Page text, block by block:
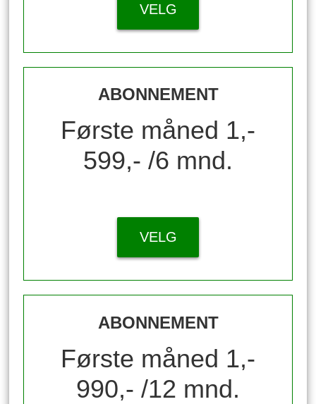
VELG
ABONNEMENT
Første måned 1,-
599,- /6 mnd.
VELG
ABONNEMENT
Første måned 1,-
990,- /12 mnd.